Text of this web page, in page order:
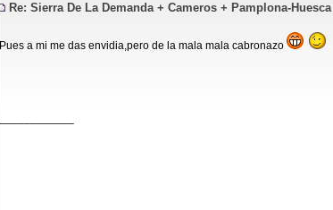
Re: Sierra De La Demanda + Cameros + Pamplona-Huesca
Pues a mi me das envidia,pero de la mala mala cabronazo